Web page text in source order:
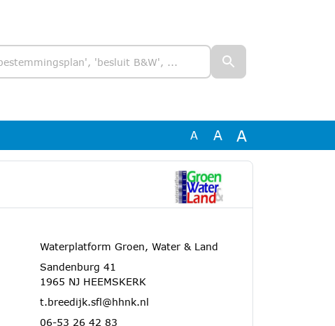
A A A
Waterplatform Groen, Water & Land
Sandenburg 41
1965 NJ HEEMSKERK
t.breedijk.sfl@hhnk.nl
06-53 26 42 83